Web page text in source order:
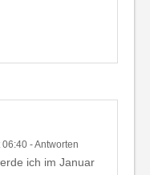
06:40 -Antworten
ich im Januar